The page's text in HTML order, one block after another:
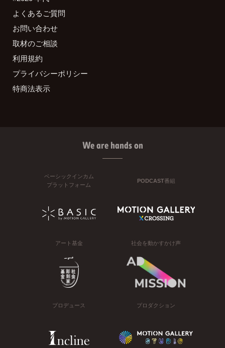
よくあるご質問
お問い合わせ
取材のご相談
利用規約
プライバシーポリシー
特商法表示
We are hands on
ベーシックインカム
プラットフォーム
PODCAST番組
アート基金 社会を動かすかけ声
プロデュース プロダクション